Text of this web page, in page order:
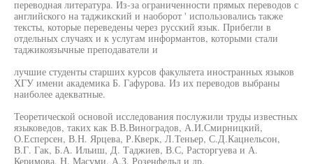
переводная литература. Из-за ограниченности прямых переводов с
английского на таджикский и наоборот ' использовались также
тексты, которые переведены через русский язык. Прибегли в
отдельных случаях и к услугам информантов, которыми стали
таджикоязычные преподаватели и
лучшие студенты старших курсов факультета иностранных языков
ХГУ имени академика Б. Гафурова. Из их переводов выбраны
наиболее адекватные.
Теоретической основой исследования послужили труды известных
языковедов, таких как В.В.Виноградов, А.И.Смирницкий,
О.Есперсен, В.Н. Ярцева, Р.Кверк, Л.Теньер, С.Д.Кацнельсон,
В.Г. Гак, Б.А. Ильиш, Д. Таджиев, В.С, Расторгуева и А.
Керимова, Н. Масуми, А.З. Розенфельд и др.